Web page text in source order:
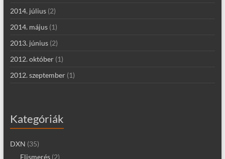
2014. július(2)
2014. május(1)
2013. június(2)
2012. október(1)
2012. szeptember(1)
Kategóriák
DXN (35)
Elismerés(2)